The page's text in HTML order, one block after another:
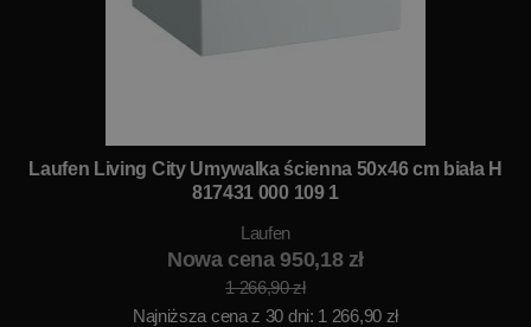
Laufen Living City Umywalka ścienna 50x46 cm biała H
817431 000 109 1
Laufen
Nowa cena 950,18 zł
1 266,90 zł
Najniższa cena z 30 dni: 1 266,90 zł